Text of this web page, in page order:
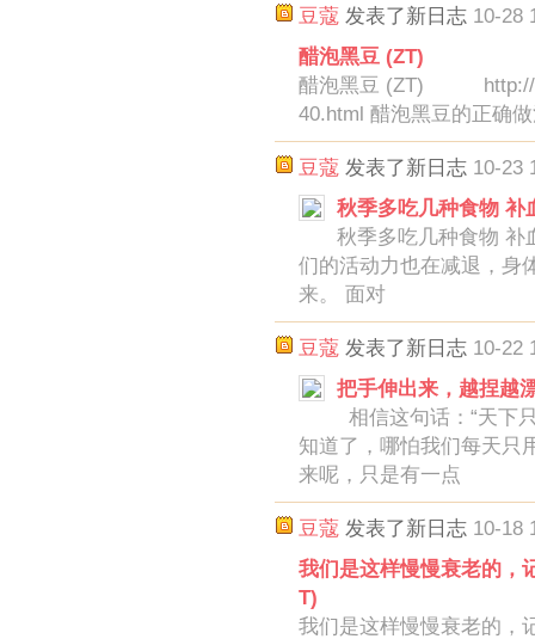
豆蔻 发表了新日志 10-28
醋泡黑豆 (ZT)
醋泡黑豆 (ZT) http://
40.html 醋泡黑豆的正确
豆蔻 发表了新日志 10-23
秋季多吃几种食物 补
秋季多吃几种食物
们的活动力也在减退，身
来。 面对
豆蔻 发表了新日志 10-22
把手伸出来，越捏越
相信这句话：“天下
知道了，哪怕我们每天只
来呢，只是有一点
豆蔻 发表了新日志 10-18
我们是这样慢慢衰老的，
T)
我们是这样慢慢衰老的